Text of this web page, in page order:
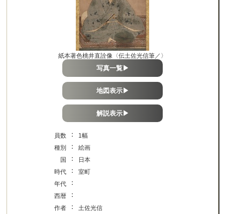
紙本著色桃井直詮像〈伝土佐光信筆／〉
写真一覧▶
地図表示▶
解説表示▶
員数 ：
1幅
種別
：
絵画
国
：
日本
時代
：
室町
年代
：
西暦 ：
作者 ：
土佐光信